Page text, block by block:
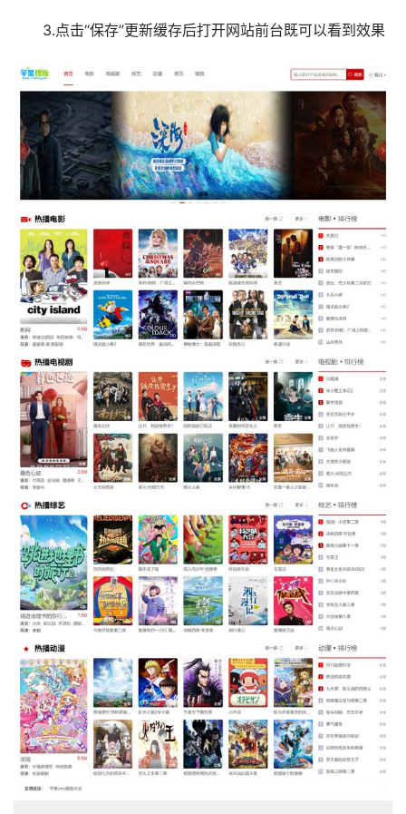
3.点击“保存”更新缓存后打开网站前台既可以看到效果